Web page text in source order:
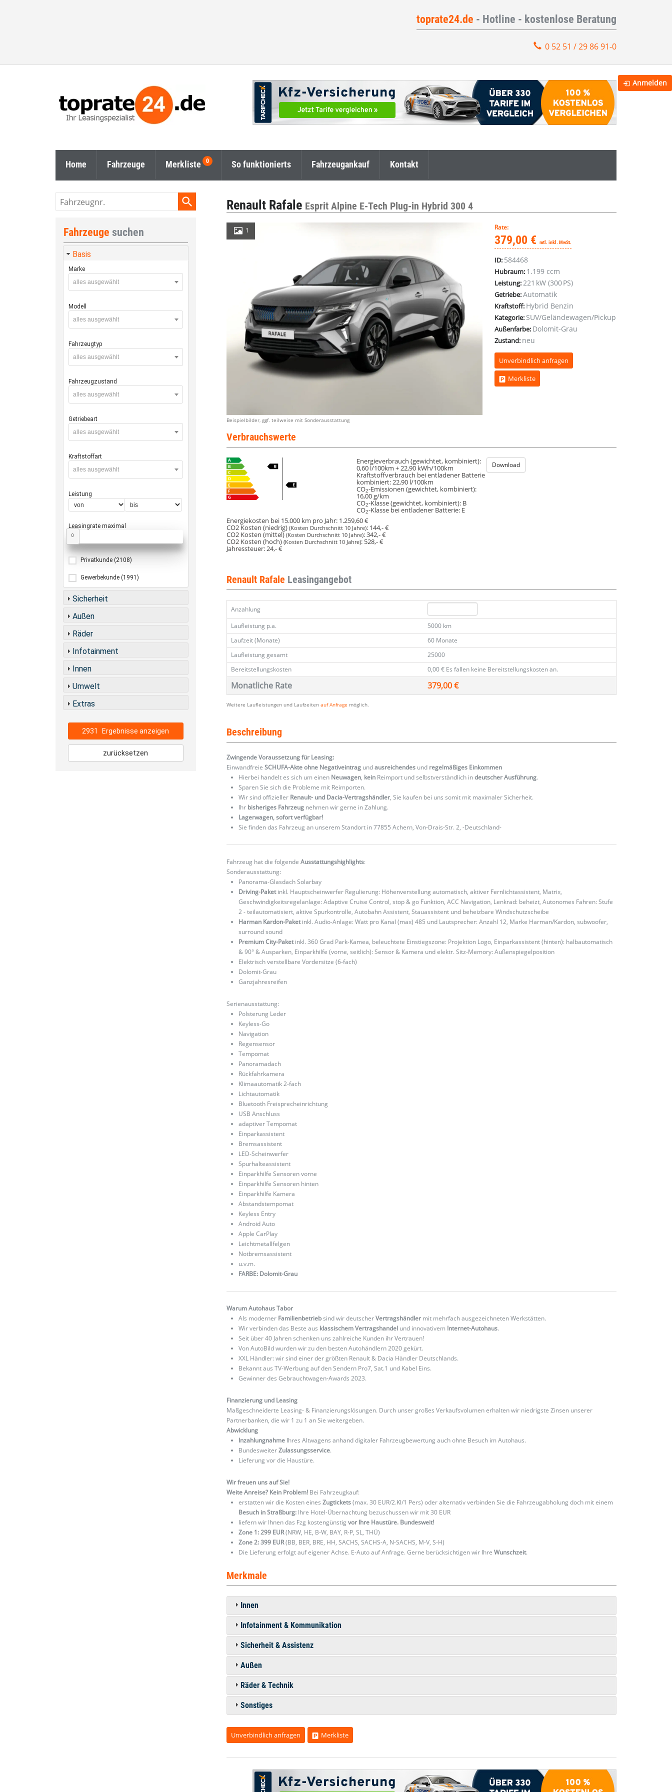
toprate24.de - Hotline - kostenlose Beratung
0 52 51 / 29 86 91-0
Home Fahrzeuge Merkliste So funktionierts Fahrzeugankauf Kontakt
Renault Rafale Esprit Alpine E-Tech Plug-in Hybrid 300 4
1
Beispielbilder, ggf. teilweise mit Sonderausstattung
Rate:
379,00 € mtl. inkl. MwSt.
ID: 584468
Hubraum: 1.199 ccm
Leistung:221 kW (300 PS)
Getriebe:Automatik
Kraftstoff: Hybrid Benzin
Kategorie: SUV/Geländewagen/Pickup
Außenfarbe: Dolomit-Grau
Zustand: neu
Unverbindlich anfragen
Merkliste
Verbrauchswerte
Energieverbrauch (gewichtet, kombiniert):
0,60 l/100km + 22,90 kWh/100km
Kraftstoffverbrauch bei entladener Batterie
kombiniert:22,90 l/100km
CO2-Emissionen (gewichtet, kombiniert):
16,00 g/km
CO2-Klasse (gewichtet, kombiniert): B
CO2-Klasse bei entladener Batterie: E
Download
Energiekosten bei 15.000 km pro Jahr: 1.259,60 €
CO2 Kosten (niedrig)(Kosten Durchschnitt 10 Jahre): 144,- €
CO2 Kosten (mittel)(Kosten Durchschnitt 10 Jahre):342,- €
CO2 Kosten (hoch)(Kosten Durchschnitt 10 Jahre): 528,- €
Jahressteuer:24,- €
Renault Rafale Leasingangebot
Anzahlung
Laufleistung p.a.
5000 km
Laufzeit (Monate)
60 Monate
Laufleistung gesamt
25000
Bereitstellungskosten
0,00 € Es fallen keine Bereitstellungskosten an.
Monatliche Rate 379,00 €
Weitere Laufleistungen und Laufzeitenauf Anfrage möglich.
Beschreibung
Zwingende Voraussetzung für Leasing:
EinwandfreieSCHUFA-Akte ohne Negativeintrag undausreichendes und regelmäßiges Einkommen
Hierbei handelt es sich um einen Neuwagen, kein Reimport und selbstverständlich indeutscher Ausführung.
Sparen Sie sich die Probleme mit Reimporten.
Wir sind offizieller Renault- und Dacia-Vertragshändler, Sie kaufen bei uns somit mit maximaler Sicherheit.
Ihr bisheriges Fahrzeug nehmen wir gerne in Zahlung.
Lagerwagen, sofort verfügbar!
Sie finden das Fahrzeug an unserem Standort in 77855 Achern, Von-Drais-Str. 2, -Deutschland-
Fahrzeug hat die folgendeAusstattungshighlights:
Sonderausstattung:
Panorama-Glasdach Solarbay
Driving-Paketinkl. Hauptscheinwerfer Regulierung: Höhenverstellung automatisch, aktiver Fernlichtassistent, Matrix,
Geschwindigkeitsregelanlage: Adaptive Cruise Control, stop & go Funktion, ACC Navigation, Lenkrad: beheizt, Autonomes Fahren: Stufe
2 - teilautomatisiert, aktive Spurkontrolle, Autobahn Assistent, Stauassistent und beheizbare Windschutzscheibe
Harman Kardon-Paketinkl. Audio-Anlage: Watt pro Kanal (max) 485 und Lautsprecher: Anzahl 12, Marke Harman/Kardon, subwoofer,
surround sound
Premium City-Paketinkl. 360 Grad Park-Kamea, beleuchtete Einstiegszone: Projektion Logo, Einparkassistent (hinten): halbautomatisch
& 90° & Ausparken, Einparkhilfe (vorne, seitlich): Sensor & Kamera und elektr. Sitz-Memory: Außenspiegelposition
Elektrisch verstellbare Vordersitze (6-fach)
Dolomit-Grau
Ganzjahresreifen
Serienausstattung:
Polsterung Leder
Keyless-Go
Navigation
Regensensor
Tempomat
Panoramadach
Rückfahrkamera
Klimaautomatik 2-fach
Lichtautomatik
Bluetooth Freisprecheinrichtung
USB Anschluss
adaptiver Tempomat
Einparkassistent
Bremsassistent
LED-Scheinwerfer
Spurhalteassistent
Einparkhilfe Sensoren vorne
Einparkhilfe Sensoren hinten
Einparkhilfe Kamera
Abstandstempomat
Keyless Entry
Android Auto
Apple CarPlay
Leichtmetallfelgen
Notbremsassistent
u.v.m.
FARBE: Dolomit-Grau
Warum Autohaus Tabor
Als moderner Familienbetriebsind wir deutscherVertragshändler mit mehrfach ausgezeichneten Werkstätten.
Wir verbinden das Beste aus klassischem Vertragshandel und innovativem Internet-Autohaus.
Seit über 40 Jahren schenken uns zahlreiche Kunden ihr Vertrauen!
Von AutoBild wurden wir zu den besten Autohändlern 2020 gekürt.
XXL Händler: wir sind einer der größten Renault & Dacia Händler Deutschlands.
Bekannt aus TV-Werbung auf den Sendern Pro7, Sat.1 und Kabel Eins.
Gewinner des Gebrauchtwagen-Awards 2023.
Finanzierung und Leasing
Maßgeschneiderte Leasing- & Finanzierungslösungen. Durch unser großes Verkaufsvolumen erhalten wir niedrigste Zinsen unserer
Partnerbanken, die wir 1 zu 1 an Sie weitergeben.
Abwicklung
Inzahlungnahme Ihres Altwagens anhand digitaler Fahrzeugbewertung auch ohne Besuch im Autohaus.
BundesweiterZulassungsservice.
Lieferung vor die Haustüre.
Wir freuen uns auf Sie!
Weite Anreise? Kein Problem! Bei Fahrzeugkauf:
erstatten wir die Kosten einesZugtickets(max. 30 EUR/2.Kl/1 Pers) oder alternativ verbinden Sie die Fahrzeugabholung doch mit einem
Besuch in Straßburg: Ihre Hotel-Übernachtung bezuschussen wir mit 30 EUR
liefern wir Ihnen das Fzg kostengünstigvor Ihre Haustüre. Bundesweit!
Zone 1: 299 EUR(NRW, HE, B-W, BAY, R-P, SL, THÜ)
Zone 2: 399 EUR(BB, BER, BRE, HH, SACHS, SACHS-A, N-SACHS, M-V, S-H)
Die Lieferung erfolgt auf eigener Achse. E-Auto auf Anfrage. Gerne berücksichtigen wir IhreWunschzeit.
Merkmale
Innen
Infotainment & Kommunikation
Sicherheit & Assistenz
Außen
Räder & Technik
Sonstiges
Unverbindlich anfragen Merkliste
Fahrzeugnr.
Fahrzeuge suchen
Basis
Marke
alles ausgewählt
Modell
alles ausgewählt
Fahrzeugtyp
alles ausgewählt
Fahrzeugzustand
alles ausgewählt
Getriebeart
alles ausgewählt
Kraftstoffart
alles ausgewählt
Leistung
Leasingrate maximal
0
Privatkunde (2108)
Gewerbekunde (1991)
Sicherheit
Außen
Räder
Infotainment
Innen
Umwelt
Extras
2931 Ergebnisse anzeigen
zurücksetzen
Anmelden